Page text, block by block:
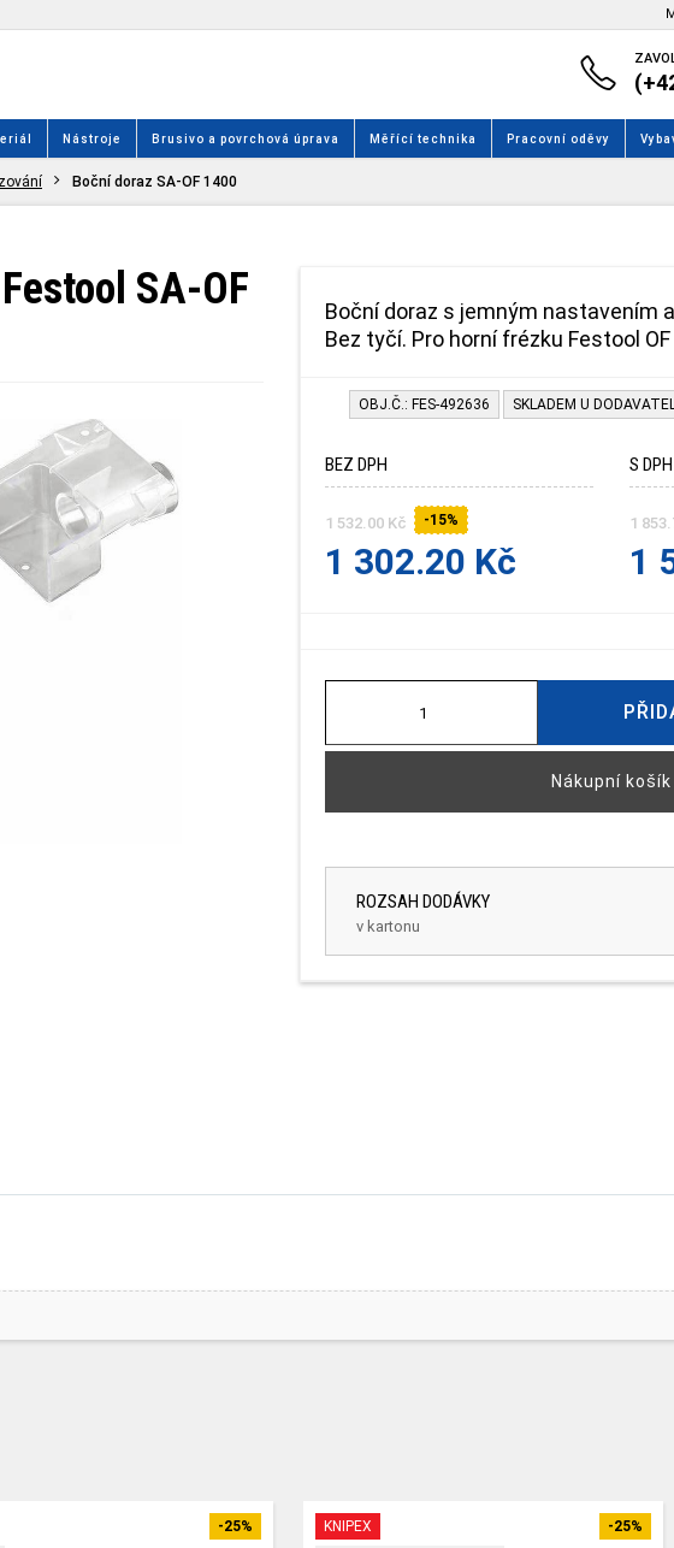
Nástroje Brusivo a povrchová úprava Měřící technika Pracovní oděvy
Boční doraz SA-OF 1400
SA-OF
Boční doraz s jemným nastavením
Bez tyčí. Pro horní frézku Festool
OBJ.Č.: FES-492636 SKLADEM U
BEZ DPH
1 532.00 Kč -15%
1 302.20 Kč
S DPH
1
1
Nákupní košík
ROZSAH DODÁVKY
v kartonu
-25% KNIPEX -25%